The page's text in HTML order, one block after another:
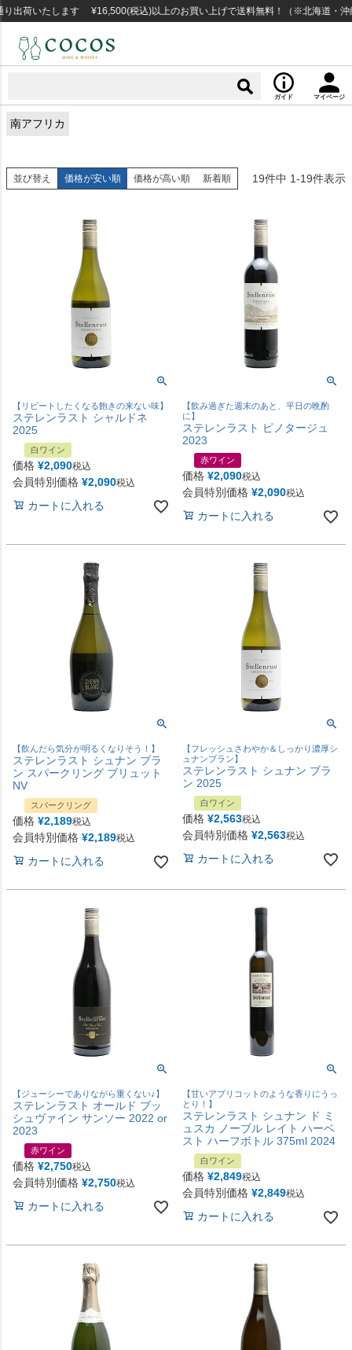
荷いたします ¥16,500(税込)以上のお買い上げで送料無料！（※北海道・沖縄な
ガイド マイページ
南アフリカ
並び替え 価格が安い順 価格が高い順 新着順 19件中 1-19件表示
【リピートしたくなる飽きの来ない味】
ステレンラスト シャルドネ
2025
白ワイン
価格 ¥2,090税込
会員特別価格 ¥2,090税込
カートに入れる
【飲み過ぎた週末のあと、平日の晩酌
に】
ステレンラスト ピノタージュ
2023
赤ワイン
価格 ¥2,090税込
会員特別価格 ¥2,090税込
カートに入れる
【飲んだら気分が明るくなりそう！】
ステレンラスト シュナン ブラ
ン スパークリング ブリュット
NV
スパークリング
価格 ¥2,189税込
会員特別価格 ¥2,189税込
カートに入れる
【フレッシュさわやか＆しっかり濃厚シ
ュナンブラン】
ステレンラスト シュナン ブラ
ン 2025
白ワイン
価格 ¥2,563税込
会員特別価格 ¥2,563税込
カートに入れる
【ジューシーでありながら重くない♪】
ステレンラスト オールド ブッ
シュヴァイン サンソー 2022 or
2023
赤ワイン
価格 ¥2,750税込
会員特別価格 ¥2,750税込
カートに入れる
【甘いアプリコットのような香りにうっ
とり！】
ステレンラスト シュナン ド ミ
ュスカ ノーブル レイト ハーベ
スト ハーフボトル 375ml 2024
白ワイン
価格 ¥2,849税込
会員特別価格 ¥2,849税込
カートに入れる